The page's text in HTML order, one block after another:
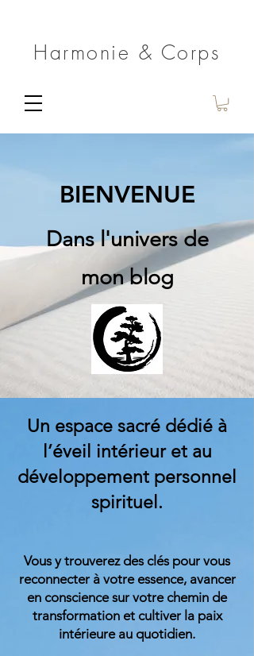
Harmonie & Corps
BIENVENUE
Dans l'univers de
mon blog
Un espace sacré dédié à
l’éveil intérieur et au
développement personnel
spirituel.
Vous y trouverez des clés pour vous
reconnecter à votre essence, avancer
en conscience sur votre chemin de
transformation et cultiver la paix
intérieure au quotidien.